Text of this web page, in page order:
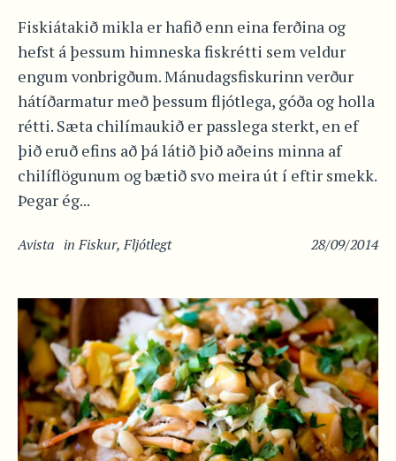
Fiskiátakið mikla er hafið enn eina ferðina og
hefst á þessum himneska fiskrétti sem veldur
engum vonbrigðum. Mánudagsfiskurinn verður
hátíðarmatur með þessum fljótlega, góða og holla
rétti. Sæta chilímaukið er passlega sterkt, en ef
þið eruð efins að þá látið þið aðeins minna af
chilíflögunum og bætið svo meira út í eftir smekk.
Þegar ég...
28/09/2014
Avista inFiskur,Fljótlegt